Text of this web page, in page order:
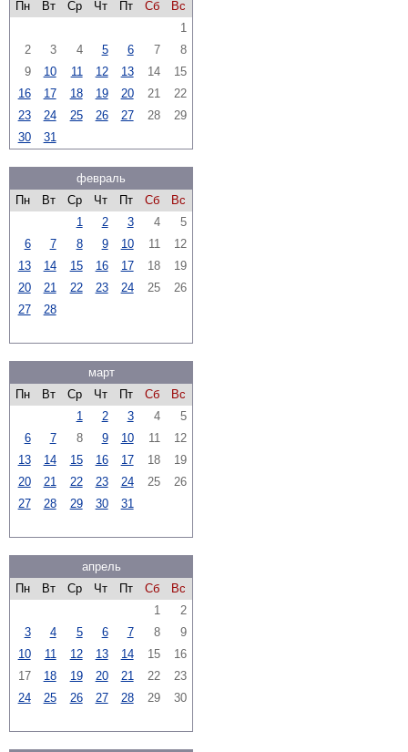
Пн
Вт Ср Чт Пт Сб
Вс
1
2
3 4 5 6 7
8
9
10 11 12 13 14
15
16
17 18 19 20 21
22
23
24 25 26 27 28
29
30
31
февраль
Пн
Вт Ср Чт Пт Сб
Вс
1
2 3 4
5
6
7 8 9 10 11
12
13
14 15 16 17 18
19
20
21 22 23 24 25
26
27
28
март
Пн
Вт Ср Чт Пт Сб
Вс
1
2 3 4
5
6
7 8 9 10 11
12
13
14 15 16 17 18
19
20
21 22 23 24 25
26
27
28 29 30 31
апрель
Пн
Вт Ср Чт Пт Сб
Вс
1
2
3
4 5 6 7 8
9
10
11 12 13 14 15
16
17
18 19 20 21 22
23
24
25 26 27 28 29 30